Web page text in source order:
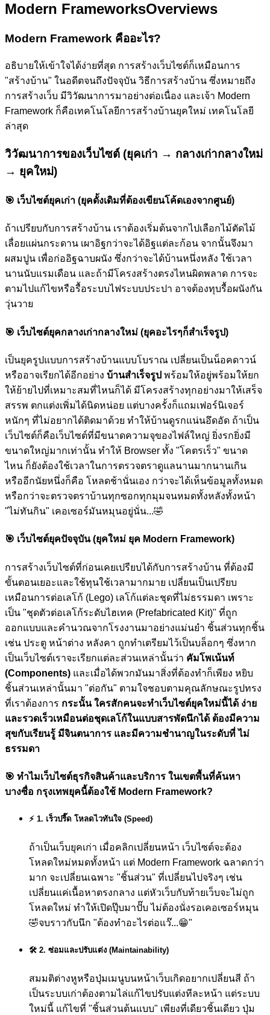
Modern FrameworksOverviews
Modern Framework คืออะไร?
อธิบายให้เข้าใจได้ง่ายที่สุด การสร้างเว็บไซต์ก็เหมือนการ
"สร้างบ้าน" ในอดีตจนถึงปัจจุบัน วิธีการสร้างบ้าน ซึ่งหมายถึง
การสร้างเว็บ มีวิวัฒนาการมาอย่างต่อเนื่อง และเจ้า Modern
Framework ก็คือเทคโนโลยีการสร้างบ้านยุคใหม่ เทคโนโลยี
ล่าสุด
วิวัฒนาการของเว็บไซต์ (ยุคเก่า → กลางเก่ากลางใหม่
→ ยุคใหม่)
🎯 เว็บไซต์ยุคเก่า (ยุคดั้งเดิมที่ต้องเขียนโค้ดเองจากศูนย์)
ถ้าเปรียบกับการสร้างบ้าน เราต้องเริ่มต้นจากไปเลือกไม้ตัดไม้
เลื่อยแผ่นกระดาน เผาอิฐกว่าจะได้อิฐแต่ละก้อน จากนั้นจึงมา
ผสมปูน เพื่อก่ออิฐฉาบผนัง ซึ่งกว่าจะได้บ้านหนึ่งหลัง ใช้เวลา
นานนับแรมเดือน และถ้ามีโครงสร้างตรงไหนผิดพลาด การจะ
ตามไปแก้ไขหรือรื้อระบบไฟระบบประปา อาจต้องทุบรื้อผนังกัน
วุ่นวาย
🎯 เว็บไซต์ยุคกลางเก่ากลางใหม่ (ยุคอะไรๆก็สำเร็จรูป)
เป็นยุครูปแบบการสร้างบ้านแบบโบราณ เปลี่ยนเป็นน็อคดาวน์
หรืออาจเรียกได้อีกอย่าง บ้านสำเร็จรูป พร้อมให้อยู่พร้อมให้ยก
ให้ย้ายไปที่เหมาะสมที่ไหนก็ได้ มีโครงสร้างทุกอย่างมาให้เสร็จ
สรรพ ตกแต่งเพิ่มได้นิดหน่อย แต่บางครั้งก็แถมเฟอร์นิเจอร์
หนักๆ ที่ไม่อยากได้ติดมาด้วย ทำให้บ้านดูรกแน่นอึดอัด ถ้าเป็น
เว็บไซต์ก็คือเว็บไซต์ที่มีขนาดความจุของไฟล์ใหญ่ ยิ่งรกยิ่งมี
ขนาดใหญ่มากเท่านั้น ทำให้ Browser ทั้ง "โคตรเร็ว" ขนาด
ไหน ก็ยังต้องใช้เวลาในการตรวจตราดูแลนานมากนานเกิน
หรืออีกนัยหนึ่งก็คือ โหลดช้านั่นเอง กว่าจะได้เห็นข้อมูลทั้งหมด
หรือกว่าจะตรวจตราบ้านทุกซอกทุกมุมจนหมดทั้งหลังทั้งหน้า
"ไม่ทันกิน" เคอเซอร์มันหมุนอยู่นั่น...🤣
🎯 เว็บไซต์ยุคปัจจุบัน (ยุคใหม่ ยุค Modern Framework)
การสร้างเว็บไซต์ที่ก่อนเคยเปรียบได้กับการสร้างบ้าน ที่ต้องมี
ขั้นตอนเยอะและใช้ทุนใช้เวลามากมาย เปลี่ยนเป็นเปรียบ
เหมือนการต่อเลโก้ (Lego) เลโก้แต่ละชุดที่ไม่ธรรมดา เพราะ
เป็น "ชุดตัวต่อเลโก้ระดับไฮเทค (Prefabricated Kit)" ที่ถูก
ออกแบบและคำนวณจากโรงงานมาอย่างแม่นยำ ชิ้นส่วนทุกชิ้น
เช่น ประตู หน้าต่าง หลังคา ถูกทำเตรียมไว้เป็นบล็อกๆ ซึ่งหาก
เป็นเว็บไซต์เราจะเรียกแต่ละส่วนเหล่านั้นว่า คัมโพเน้นท์
(Components) และเมื่อได้พวกมันมาสิ่งที่ต้องทำก็เพียง หยิบ
ชิ้นส่วนเหล่านั้นมา "ต่อกัน" ตามใจชอบตามคุณลักษณะรูปทรง
ที่เราต้องการ กระนั้น ใครสักคนจะทำเว็บไซต์ยุคใหม่นี้ได้ ง่าย
และรวดเร็วเหมือนต่อชุดเลโก้ในแบบสารพัดนึกได้ ต้องมีความ
สุขกับเรียนรู้ มีจินตนาการ และมีความชำนาญในระดับที่ ไม่
ธรรมดา
🎯 ทำไมเว็บไซต์ธุรกิจสินค้าและบริการ ในเขตพื้นที่ค้นหา
บางซื่อ กรุงเทพยุคนี้ต้องใช้ Modern Framework?
⚡ 1. เร็วปรี๊ด โหลดไวทันใจ (Speed)
ถ้าเป็นเว็บยุคเก่า เมื่อคลิกเปลี่ยนหน้า เว็บไซต์จะต้อง
โหลดใหม่หมดทั้งหน้า แต่ Modern Framework ฉลาดกว่า
มาก จะเปลี่ยนเฉพาะ "ชิ้นส่วน" ที่เปลี่ยนไปจริงๆ เช่น
เปลี่ยนแค่เนื้อหาตรงกลาง แต่หัวเว็บกับท้ายเว็บจะไม่ถูก
โหลดใหม่ ทำให้เปิดปุ๊บมาปั๊บ ไม่ต้องนั่งรอเคอเซอร์หมุน
🤣จบราวกับนึก "ต้องทำอะไรต่อแว๊...😁"
🛠️ 2. ซ่อมและปรับแต่ง (Maintainability)
สมมติต่างหูหรือปุ่มเมนูบนหน้าเว็บเกิดอยากเปลี่ยนสี ถ้า
เป็นระบบเก่าต้องตามไล่แก้ไขปรับแต่งทีละหน้า แต่ระบบ
ใหม่นี้ แก้ไขที่ "ชิ้นส่วนต้นแบบ" เพียงที่เดียวชิ้นเดียว ปุ่ม